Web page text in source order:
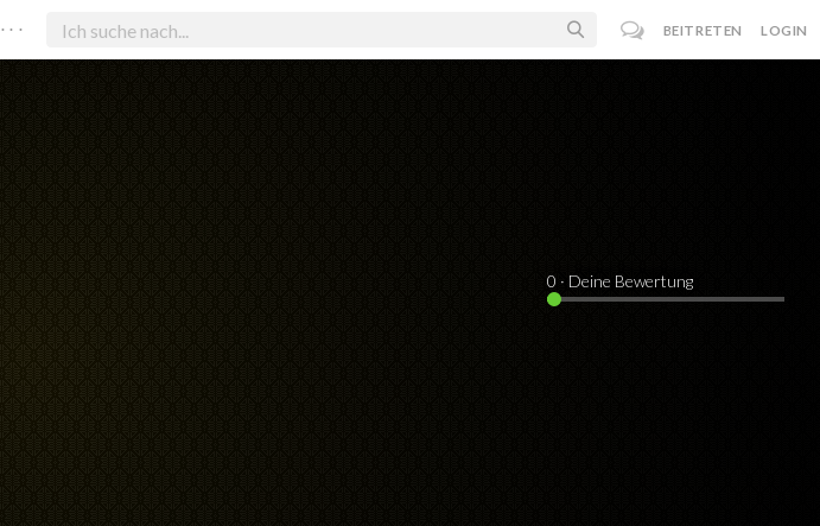
. . . BEITRETEN LOGIN
0 · Deine Bewertung